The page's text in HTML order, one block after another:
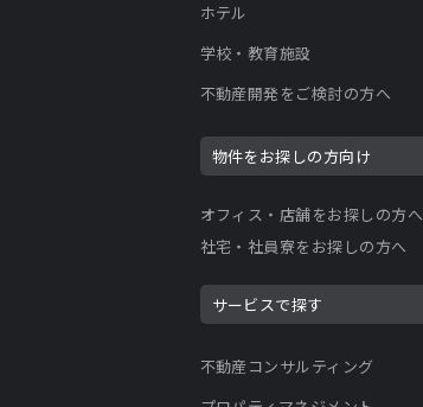
ホテル
学校・教育施設
不動産開発をご検討の方へ
物件をお探しの方向け
オフィス・店舗をお探しの方へ
社宅・社員寮をお探しの方へ
サービスで探す
不動産コンサルティング